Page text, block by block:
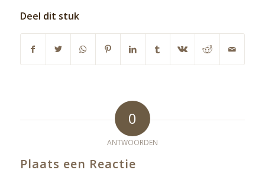
Deel dit stuk
0
ANTWOORDEN
Plaats een Reactie